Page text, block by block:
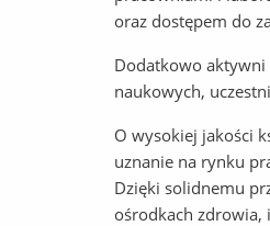
oraz dostępem do
Dodatkowo aktywni
naukowych,
O wysokiej jakości
uznanie na rynku
Dzięki solidnemu
ośrodkach zdrowia,